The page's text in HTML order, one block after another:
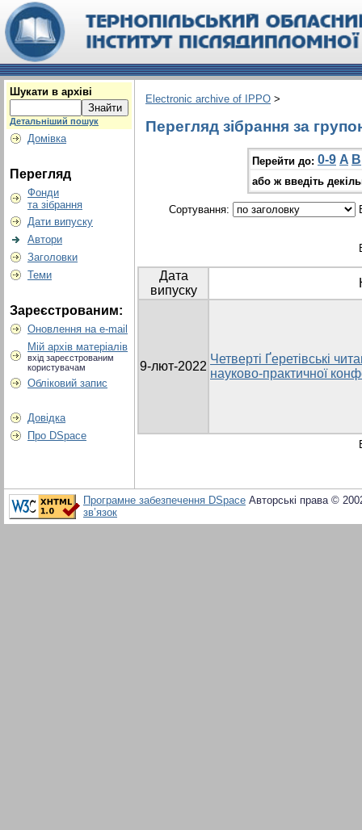
Шукати в архіві
Детальніший пошук
Домівка
Перегляд
Фонди
та зібрання
Дати випуску
Автори
Заголовки
Теми
Зареєстрованим:
Оновлення на e-mail
Мій архів матеріалів
вхід зареєстрованим
користувачам
Обліковий запис
Довідка
Про DSpace
Electronic archive of IPPO >
Перегляд зібрання за
Перейти до: 0-9 A B
або ж введіть
Сортування:
Дата
випуску
9-лют-2022
Четверті Ґеретівські
науково-практичної
Програмне забезпечення DSpace Авторські права ©
зв’язок